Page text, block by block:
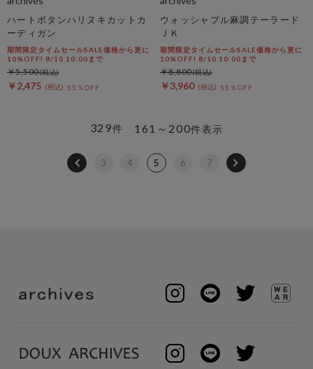
ハートボタンハリヌキカットカ
ーディガン
期間限定タイムセールSALE価格から更に
10%OFF! 8/10 10:00まで
￥5,500
￥2,475 55％OFF
ウォッシャブル麻調テーラード
ＪＫ
期間限定タイムセールSALE価格から更に
10%OFF! 8/10 10:00まで
￥8,800
￥3,960 55％OFF
161～200件表示
329件
3 4 5 6 7